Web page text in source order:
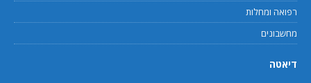
רפואה ומחלות
מחשבונים
דיאטה